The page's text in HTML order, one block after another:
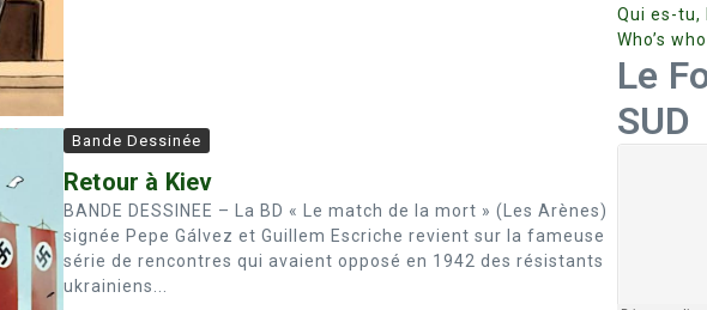
Bande Dessinée
Retour à Kiev
BANDE DESSINEE – La BD « Le match de la mort » (Les Arènes)
signée Pepe Gálvez et Guillem Escriche revient sur la fameuse
série de rencontres qui avaient opposé en 1942 des résistants
ukrainiens...
Qui es-tu,
Who’s who
Le
SUD